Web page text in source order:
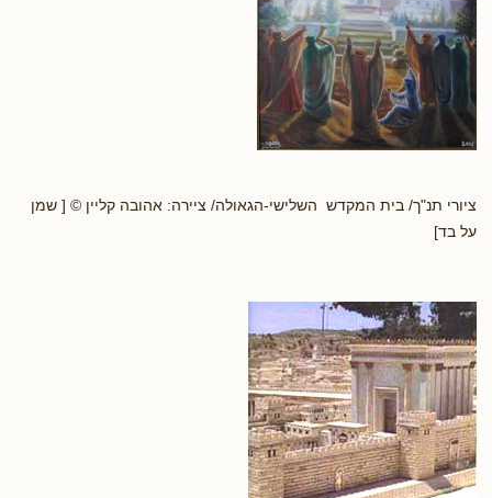
ציורי תנ"ך/ בית המקדש השלישי-הגאולה/ ציירה: אהובה קליין © [ שמן
על בד]